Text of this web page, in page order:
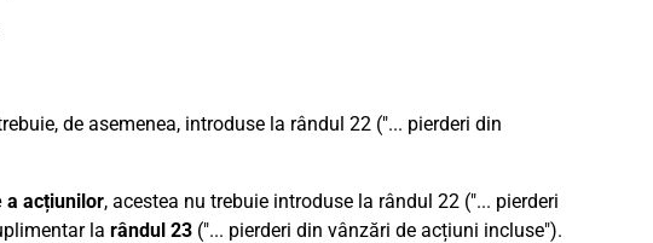
de asemenea, introduse la rândul 22 ("... pierderi din
a acțiunilor, acestea nu trebuie introduse la rândul 22 ("... pierderi
la rândul 23 ("... pierderi din vânzări de acțiuni incluse").